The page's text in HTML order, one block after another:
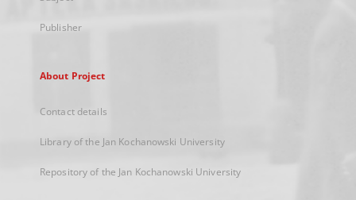
Publisher
About Project
Contact details
Library of the Jan Kochanowski University
Repository of the Jan Kochanowski University